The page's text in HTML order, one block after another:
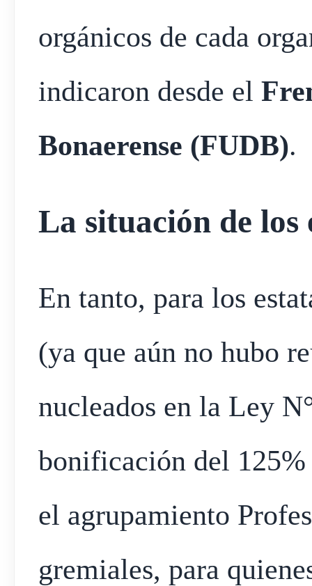
orgánicos de cada
indicaron desde el
Bonaerense (FUDB).
La situación de los
En tanto, para los
(ya que aún no hubo
nucleados en la Ley
bonificación del 125%
el agrupamiento
gremiales, para